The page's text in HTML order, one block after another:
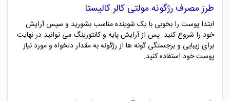
طرز مصرف رژگونه مولتی کالر کالیستا
ابتدا پوست را بخوبی با یک شوینده مناسب بشورید و سپس آرایش
خود را شروع کنید. پس از آرایش پایه و کانتورینگ می توانید در نهایت
برای زیبایی و برجستگی گونه ها از رژگونه به مقدار دلخواه و مورد نیاز
پوست خود استفاده کنید.